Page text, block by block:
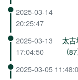
2025-03-14
20:25:47
2025-03-13
17:04:50
太古
（
2025-03-05